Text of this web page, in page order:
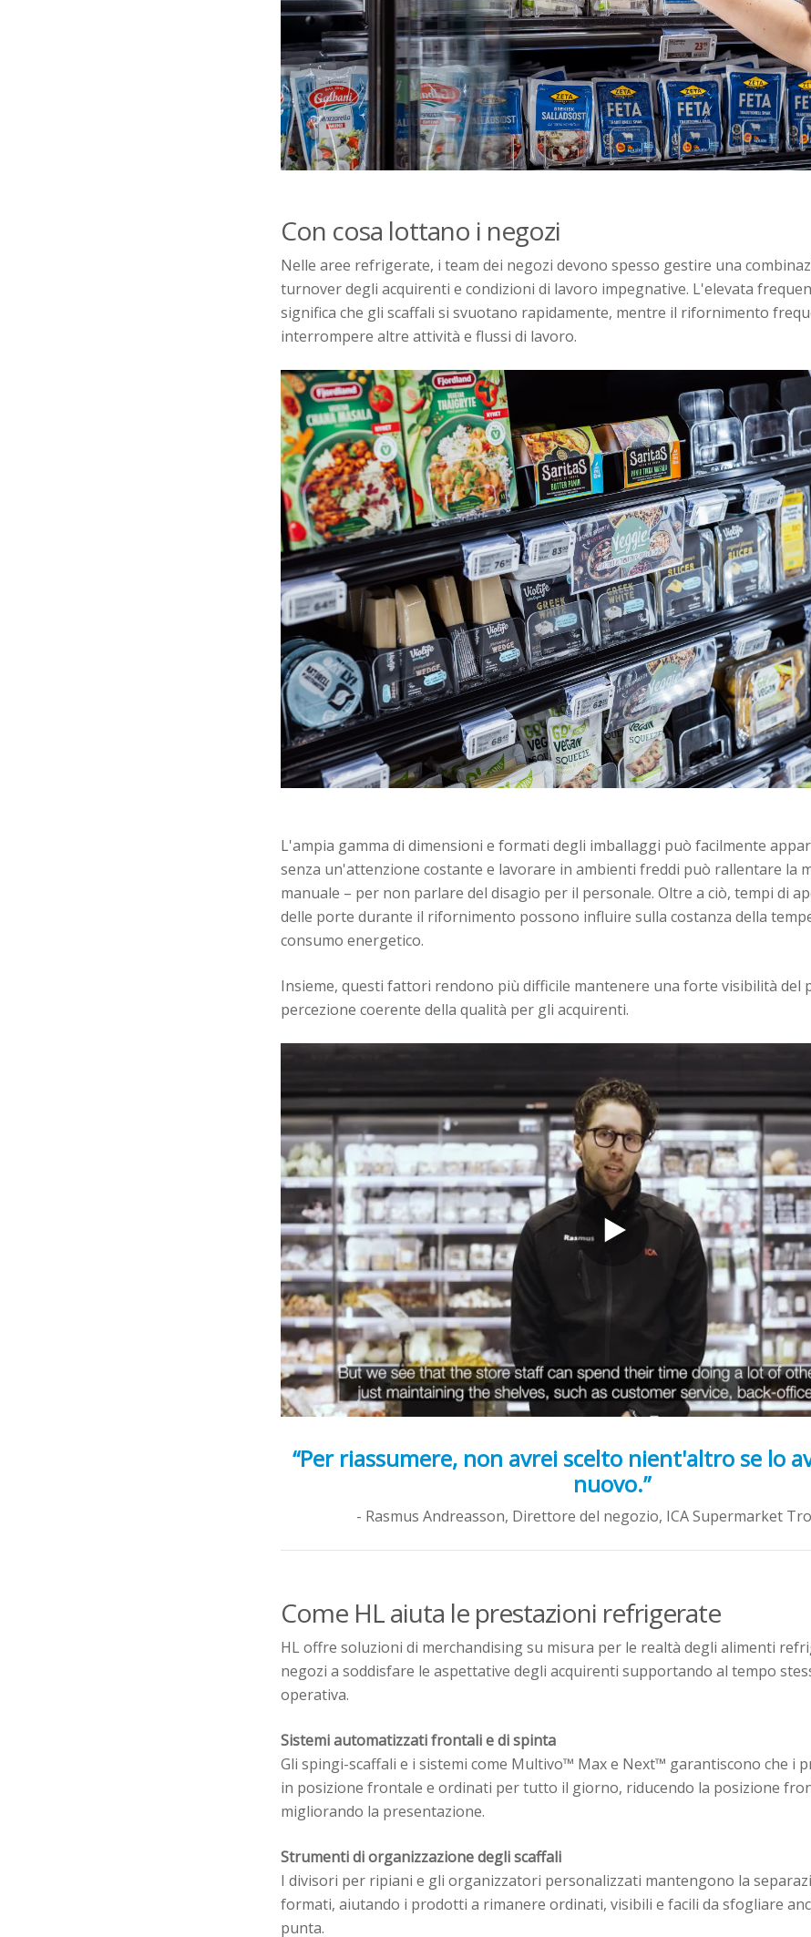
Con cosa lottano i negozi
Nelle aree refrigerate, i team dei negozi devono spesso gestire una
turnover degli acquirenti e condizioni di lavoro impegnative. L'elevata
significa che gli scaffali si svuotano rapidamente, mentre il rifornimento
interrompere altre attività e flussi di lavoro.
L'ampia gamma di dimensioni e formati degli imballaggi può facilmente
senza un'attenzione costante e lavorare in ambienti freddi può rallentare la
manuale – per non parlare del disagio per il personale. Oltre a ciò, tempi di
delle porte durante il rifornimento possono influire sulla costanza della
consumo energetico.
Insieme, questi fattori rendono più difficile mantenere una forte visibilità del
percezione coerente della qualità per gli acquirenti.
“Per riassumere, non avrei scelto nient'altro se lo
nuovo.”
- Rasmus Andreasson, Direttore del negozio, ICA Supermarket
Come HL aiuta le prestazioni refrigerate
HL offre soluzioni di merchandising su misura per le realtà degli alimenti
negozi a soddisfare le aspettative degli acquirenti supportando al tempo
operativa.
Sistemi automatizzati frontali e di spinta
Gli spingi-scaffali e i sistemi come Multivo™ Max e Next™ garantiscono che i
in posizione frontale e ordinati per tutto il giorno, riducendo la posizione
migliorando la presentazione.
Strumenti di organizzazione degli scaffali
I divisori per ripiani e gli organizzatori personalizzati mantengono la
formati, aiutando i prodotti a rimanere ordinati, visibili e facili da sfogliare
punta.